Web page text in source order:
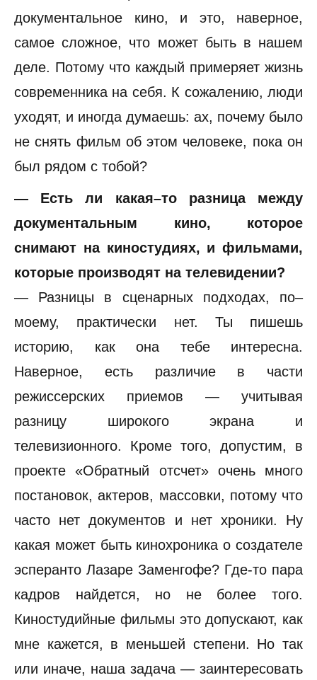
документальное кино, и это, наверное,
самое сложное, что может быть в нашем
деле. Потому что каждый примеряет жизнь
современника на себя. К сожалению, люди
уходят, и иногда думаешь: ах, почему было
не снять фильм об этом человеке, пока он
был рядом с тобой?
— Есть ли какая–то разница между
документальным кино, которое
снимают на киностудиях, и фильмами,
которые производят на телевидении?
— Разницы в сценарных подходах, по–
моему, практически нет. Ты пишешь
историю, как она тебе интересна.
Наверное, есть различие в части
режиссерских приемов — учитывая
разницу широкого экрана и
телевизионного. Кроме того, допустим, в
проекте «Обратный отсчет» очень много
постановок, актеров, массовки, потому что
часто нет документов и нет хроники. Ну
какая может быть кинохроника о создателе
эсперанто Лазаре Заменгофе? Где-то пара
кадров найдется, но не более того.
Киностудийные фильмы это допускают, как
мне кажется, в меньшей степени. Но так
или иначе, наша задача — заинтересовать